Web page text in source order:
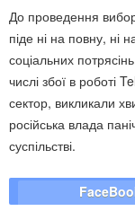
До проведення
піде ні на повну, ні
соціальних
числі збої в роботі
сектор, викликали
російська влада
суспільстві.